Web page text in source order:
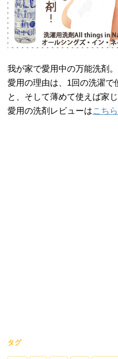
我が家で愛用中の万能洗剤。
愛用の理由は、1回の洗濯で
と、そして薄めて使えば家
愛用の洗剤レビューはこちら
タグ